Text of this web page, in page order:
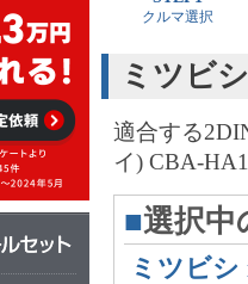
クルマ選択
ミツビ
適合する
イ) CBA-
■選択中
ミツビ